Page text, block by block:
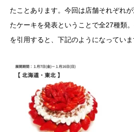
たことあります。今回は店舗それぞれ
たケーキを発表ということで全27種類
を引用すると、下記のようになっていま